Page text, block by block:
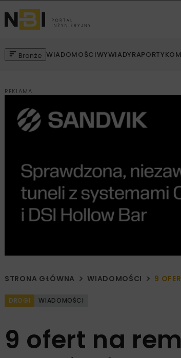
Branże WIADOMOŚCIWYWIADYRAPORTY
REKLAMA
STRONA GŁÓWNA WIADOMOŚCI 9
DROGI WIADOMOŚCI
9 ofert na